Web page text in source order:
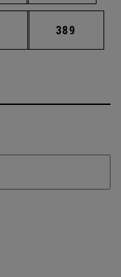
Páginas intermedias
Página
389